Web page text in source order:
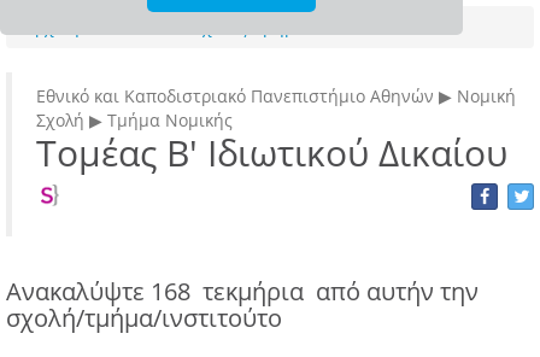
Εθνικό και Καποδιστριακό Πανεπιστήμιο Αθηνών ▶ Νομική
Σχολή ▶ Τμήμα Νομικής
Τομέας Β' Ιδιωτικού Δικαίου
Ανακαλύψτε 168 τεκμήρια από αυτήν την
σχολή/τμήμα/ινστιτούτο